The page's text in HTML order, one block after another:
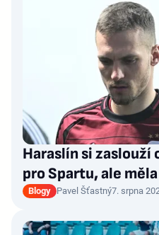
Haraslín si zaslouží
pro Spartu, ale
Blogy Pavel Šťastný7. srpna